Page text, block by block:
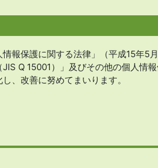
報保護に関する法律」（平成15年5
Q 15001）」及びその他の個人情
、改善に努めてまいります。